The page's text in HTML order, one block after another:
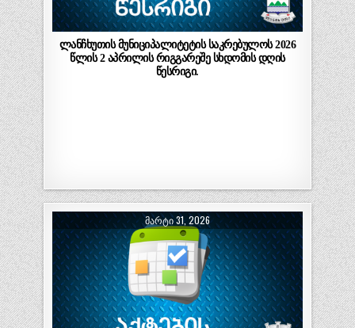
ლანჩხუთის მუნიციპალიტეტის საკრებულოს 2026
წლის 2 აპრილის რიგგარეშე სხდომის დღის
წესრიგი.
ᲛᲐᲠᲢᲘ 31, 2026